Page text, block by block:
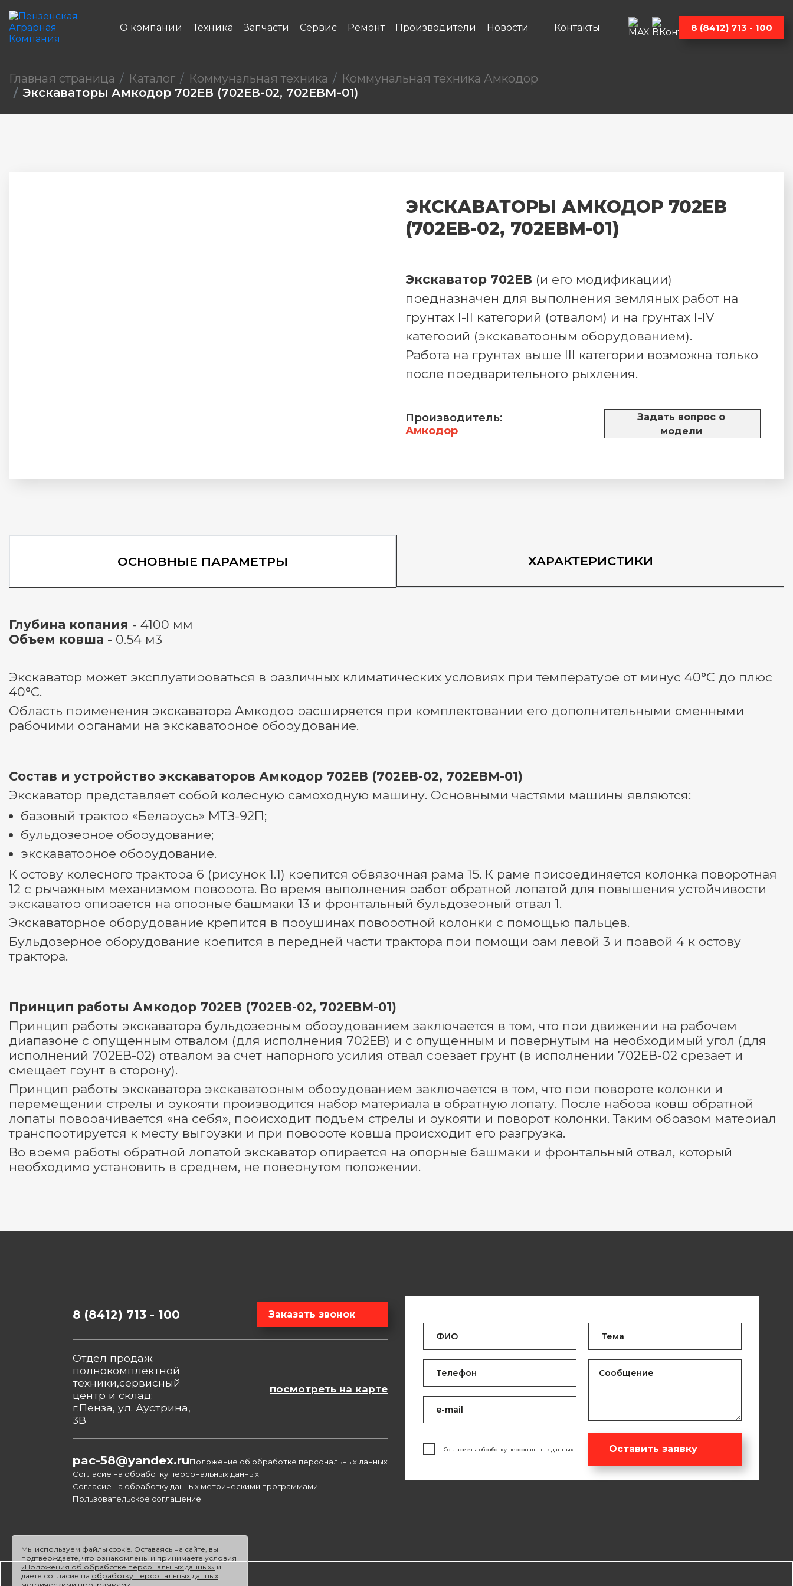
О компании Техника Запчасти Сервис Ремонт Производители Новости Контакты 8 (8412) 713 - 100
Главная страница Каталог Коммунальная техника
Коммунальная техника Амкодор
Экскаваторы Амкодор 702ЕВ (702ЕВ-02, 702ЕВМ-01)
ЭКСКАВАТОРЫ АМКОДОР 702ЕВ
(702ЕВ-02, 702ЕВМ-01)
Экскаватор 702ЕВ (и его модификации)
предназначен для выполнения земляных работ на
грунтах I-II категорий (отвалом) и на грунтах I-IV
категорий (экскаваторным оборудованием).
Работа на грунтах выше III категории возможна только
после предварительного рыхления.
Производитель:
Амкодор
Задать вопрос о
модели
ОСНОВНЫЕ ПАРАМЕТРЫ ХАРАКТЕРИСТИКИ
Глубина копания - 4100 мм
Объем ковша - 0.54 м3
Экскаватор может эксплуатироваться в различных климатических условиях при температуре от минус 40°C до плюс
40°С.
Область применения экскаватора Амкодор расширяется при комплектовании его дополнительными сменными
рабочими органами на экскаваторное оборудование.
Состав и устройство экскаваторов Амкодор 702ЕВ (702ЕВ-02, 702ЕВМ-01)
Экскаватор представляет собой колесную самоходную машину. Основными частями машины являются:
базовый трактор «Беларусь» МТЗ-92П;
бульдозерное оборудование;
экскаваторное оборудование.
К остову колесного трактора 6 (рисунок 1.1) крепится обвязочная рама 15. К раме присоединяется колонка поворотная
12 с рычажным механизмом поворота. Во время выполнения работ обратной лопатой для повышения устойчивости
экскаватор опирается на опорные башмаки 13 и фронтальный бульдозерный отвал 1.
Экскаваторное оборудование крепится в проушинах поворотной колонки с помощью пальцев.
Бульдозерное оборудование крепится в передней части трактора при помощи рам левой 3 и правой 4 к остову
трактора.
Принцип работы Амкодор 702ЕВ (702ЕВ-02, 702ЕВМ-01)
Принцип работы экскаватора бульдозерным оборудованием заключается в том, что при движении на рабочем
диапазоне с опущенным отвалом (для исполнения 702ЕВ) и с опущенным и повернутым на необходимый угол (для
исполнений 702ЕВ-02) отвалом за счет напорного усилия отвал срезает грунт (в исполнении 702ЕВ-02 срезает и
смещает грунт в сторону).
Принцип работы экскаватора экскаваторным оборудованием заключается в том, что при повороте колонки и
перемещении стрелы и рукояти производится набор материала в обратную лопату. После набора ковш обратной
лопаты поворачивается «на себя», происходит подъем стрелы и рукояти и поворот колонки. Таким образом материал
транспортируется к месту выгрузки и при повороте ковша происходит его разгрузка.
Во время работы обратной лопатой экскаватор опирается на опорные башмаки и фронтальный отвал, который
необходимо установить в среднем, не повернутом положении.
8 (8412) 713 - 100 Заказать звонок
Отдел продаж
полнокомплектной
техники,сервисный
центр и склад:
г.Пенза, ул. Аустрина,
3В
посмотреть на карте
pac-58@yandex.ruПоложение об обработке персональных данных
Согласие на обработку персональных данных
Согласие на обработку данных метрическими программами
Пользовательское соглашение
Согласие на обработку персональных данных. Оставить заявку
Мы используем файлы cookie. Оставаясь на сайте, вы
подтверждаете, что ознакомлены и принимаете условия
«Положения об обработке персональных данных» и
даете согласие на обработку персональных данных